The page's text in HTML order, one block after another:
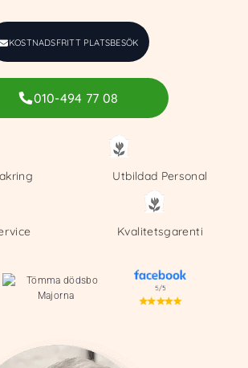
KOSTNADSFRITT PLATSBESÖK
010-494 77 08
Utbildad Personal
Kvalitetsgarenti